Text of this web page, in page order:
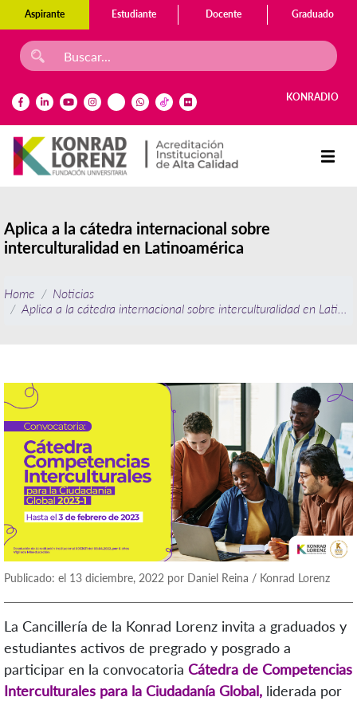
Aspirante Estudiante Docente Graduado
KONRADIO
Aplica a la cátedra internacional sobre
interculturalidad en Latinoamérica
Home
Noticias
Aplica a la cátedra internacional sobre interculturalidad en
Publicado: el 13 diciembre, 2022 por Daniel Reina / Konrad Lorenz
La Cancillería de la Konrad Lorenz invita a graduados y
estudiantes activos de pregrado y posgrado a
participar en la convocatoria Cátedra de Competencias
Interculturales para la Ciudadanía Global, liderada por